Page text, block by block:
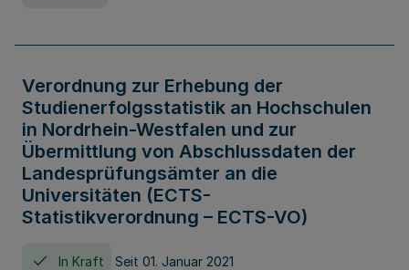
Verordnung zur Erhebung der
Studienerfolgsstatistik an Hochschulen
in Nordrhein-Westfalen und zur
Übermittlung von Abschlussdaten der
Landesprüfungsämter an die
Universitäten (ECTS-
Statistikverordnung – ECTS-VO)
In Kraft Seit 01. Januar 2021